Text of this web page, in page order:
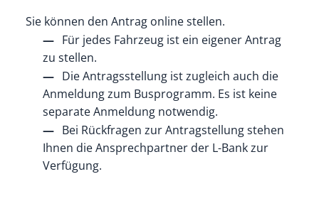
Sie können den Antrag online stellen.
Für jedes Fahrzeug ist ein eigener Antrag
zu stellen.
Die Antragsstellung ist zugleich auch die
Anmeldung zum Busprogramm. Es ist keine
separate Anmeldung notwendig.
Bei Rückfragen zur Antragstellung stehen
Ihnen die Ansprechpartner der L-Bank zur
Verfügung.